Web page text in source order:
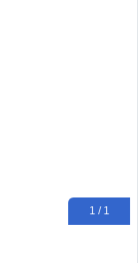
1 / 1